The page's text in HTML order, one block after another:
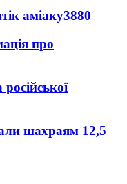
аміаку3880
про
шахраям 12,5